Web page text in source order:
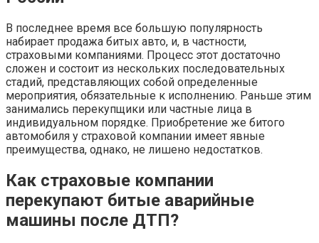
В последнее время все большую популярность
набирает продажа битых авто, и, в частности,
страховыми компаниями. Процесс этот достаточно
сложен и состоит из нескольких последовательных
стадий, представляющих собой определенные
мероприятия, обязательные к исполнению. Раньше этим
занимались перекупщики или частные лица в
индивидуальном порядке. Приобретение же битого
автомобиля у страховой компании имеет явные
преимущества, однако, не лишено недостатков.
Как страховые компании
перекупают битые аварийные
машины после ДТП?